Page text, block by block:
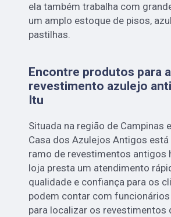
ela também trabalha com
um amplo estoque de pisos,
pastilhas.
Encontre produtos para a
revestimento azulejo
Itu
Situada na região de Campinas
Casa dos Azulejos Antigos está
ramo de revestimentos antigos
loja presta um atendimento
qualidade e confiança para os
podem contar com
para localizar os revestimentos